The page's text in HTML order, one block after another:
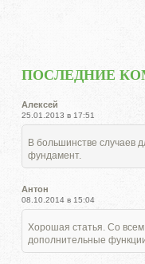
ПОСЛЕДНИЕ
Алексей
25.01.2013 в 17:51
В большинстве случаев
фундамент.
Антон
08.10.2014 в 15:04
Хорошая статья. Со
дополнительные